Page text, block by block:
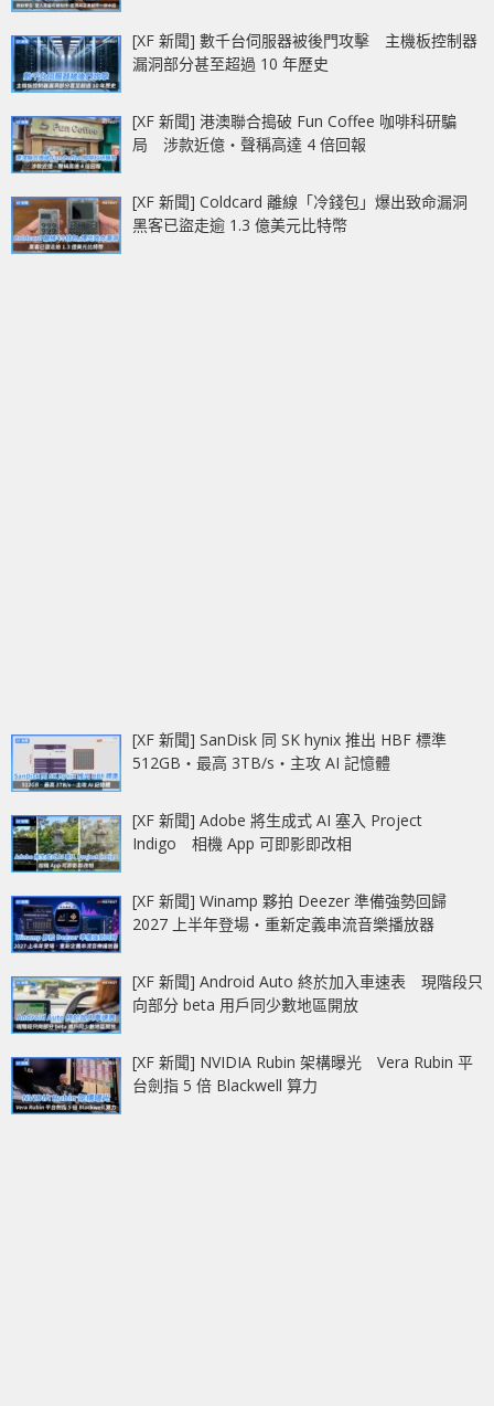
[XF 新聞] 數千台伺服器被後門攻擊 主機板控制器
漏洞部分甚至超過 10 年歷史
[XF 新聞] 港澳聯合搗破 Fun Coffee 咖啡科研騙
局 涉款近億‧聲稱高達 4 倍回報
[XF 新聞] Coldcard 離線「冷錢包」爆出致命漏洞
黑客已盜走逾 1.3 億美元比特幣
[XF 新聞] SanDisk 同 SK hynix 推出 HBF 標準
512GB‧最高 3TB/s‧主攻 AI 記憶體
[XF 新聞] Adobe 將生成式 AI 塞入 Project
Indigo 相機 App 可即影即改相
[XF 新聞] Winamp 夥拍 Deezer 準備強勢回歸
2027 上半年登場‧重新定義串流音樂播放器
[XF 新聞] Android Auto 終於加入車速表 現階段只
向部分 beta 用戶同少數地區開放
[XF 新聞] NVIDIA Rubin 架構曝光 Vera Rubin 平
台劍指 5 倍 Blackwell 算力